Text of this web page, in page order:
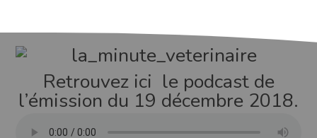
Retrouvez ici le podcast de
l’émission du 19 décembre 2018.